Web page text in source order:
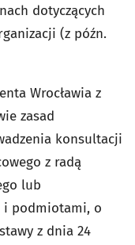
dotyczących
(z późn.
Wrocławia z
zasad
konsultacji
z radą
lub
i podmiotami, o
z dnia 24